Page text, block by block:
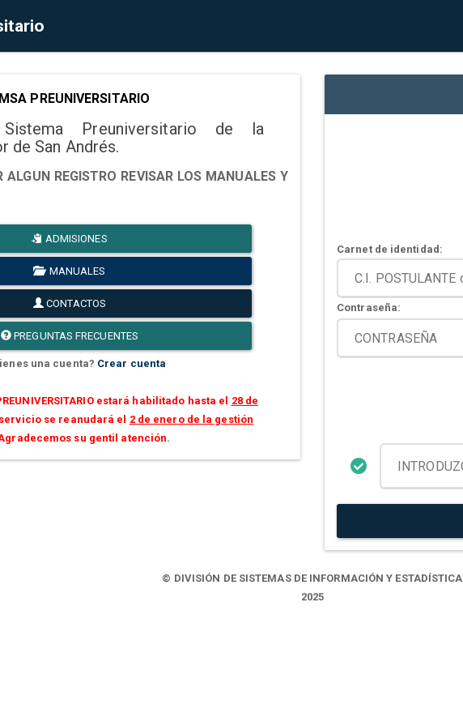
PREUNIVERSITARIO
Preuniversitario de la
de San Andrés.
ALGUN REGISTRO REVISAR LOS MANUALES Y
ADMISIONES
MANUALES
CONTACTOS
PREGUNTAS FRECUENTES
una cuenta? Crear cuenta
estará habilitado hasta el 28 de
se reanudará el 2 de enero de la gestión
su gentil atención.
Carnet de identidad:
Contraseña:
© DIVISIÓN DE SISTEMAS DE INFORMACIÓN Y ESTADÍSTICA
2025